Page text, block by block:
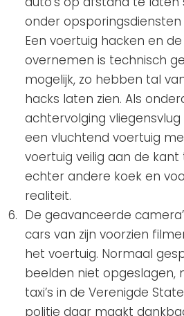
onder
Een voertuig hacken en
overnemen is technisch
mogelijk, zo hebben tal
hacks laten zien. Als
achtervolging
een vluchtend voertuig
voertuig veilig aan de
echter andere koek en
realiteit.
De geavanceerde
cars van zijn voorzien
het voertuig. Normaal
beelden niet opgeslagen,
taxi’s in de Verenigde
politie daar maakt